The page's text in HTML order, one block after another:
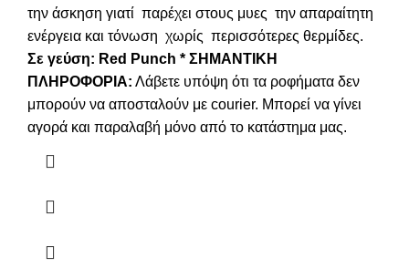
την άσκηση γιατί παρέχει στους μυες την απαραίτητη
ενέργεια και τόνωση χωρίς περισσότερες θερμίδες.
Σε γεύση: Red Punch * ΣΗΜΑΝΤΙΚΗ
ΠΛΗΡΟΦΟΡΙΑ: Λάβετε υπόψη ότι τα ροφήματα δεν
μπορούν να αποσταλούν με courier. Μπορεί να γίνει
αγορά και παραλαβή μόνο από το κατάστημα μας.